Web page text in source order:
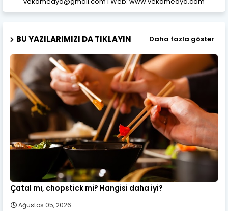
BU YAZILARIMIZI DA TIKLAYIN Daha fazla göster
Çatal mı, chopstick mi? Hangisi daha iyi?
Ağustos 05, 2026